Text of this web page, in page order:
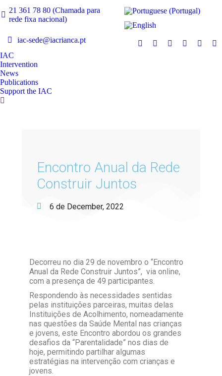
21 361 78 80 (Chamada para
rede fixa nacional)
iac-sede@iacrianca.pt
IAC
Intervention
News
Publications
Support the IAC
Encontro Anual da Rede
Construir Juntos
6 de December, 2022
Decorreu no dia 29 de novembro o “Encontro
Anual da Rede Construir Juntos”, via online,
com a presença de 49 participantes.
Respondendo às necessidades sentidas
pelas instituições parceiras, muitas delas
Instituições de Acolhimento, nomeadamente
nas questões da Saúde Mental nas crianças
e jovens, este Encontro abordou os grandes
desafios da “Parentalidade” nos dias de
hoje, permitindo partilhar algumas
estratégias na intervenção com crianças e
jovens.